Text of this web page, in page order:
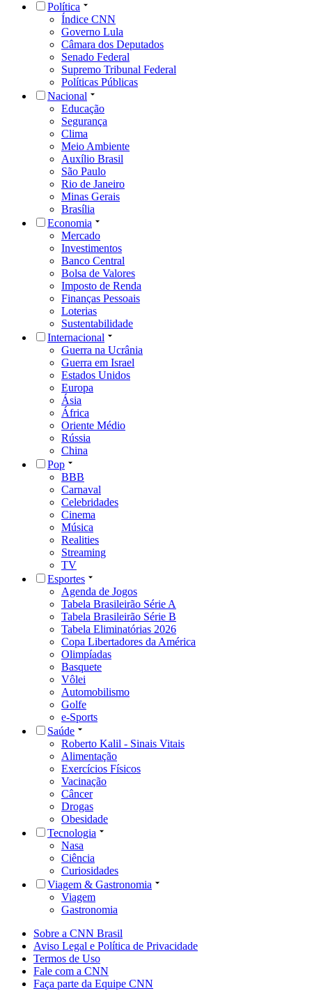
Política
Índice CNN
Governo Lula
Câmara dos Deputados
Senado Federal
Supremo Tribunal Federal
Políticas Públicas
Nacional
Educação
Segurança
Clima
Meio Ambiente
Auxílio Brasil
São Paulo
Rio de Janeiro
Minas Gerais
Brasília
Economia
Mercado
Investimentos
Banco Central
Bolsa de Valores
Imposto de Renda
Finanças Pessoais
Loterias
Sustentabilidade
Internacional
Guerra na Ucrânia
Guerra em Israel
Estados Unidos
Europa
Ásia
África
Oriente Médio
Rússia
China
Pop
BBB
Carnaval
Celebridades
Cinema
Música
Realities
Streaming
TV
Esportes
Agenda de Jogos
Tabela Brasileirão Série A
Tabela Brasileirão Série B
Tabela Eliminatórias 2026
Copa Libertadores da América
Olimpíadas
Basquete
Vôlei
Automobilismo
Golfe
e-Sports
Saúde
Roberto Kalil - Sinais Vitais
Alimentação
Exercícios Físicos
Vacinação
Câncer
Drogas
Obesidade
Tecnologia
Nasa
Ciência
Curiosidades
Viagem & Gastronomia
Viagem
Gastronomia
Sobre a CNN Brasil
Aviso Legal e Política de Privacidade
Termos de Uso
Fale com a CNN
Faça parte da Equipe CNN